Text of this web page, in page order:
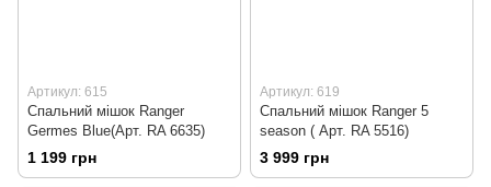
Артикул: 615
Спальний мішок Ranger
Germes Blue(Арт. RA 6635)
1 199 грн
Артикул: 619
Спальний мішок Ranger 5
season ( Арт. RA 5516)
3 999 грн